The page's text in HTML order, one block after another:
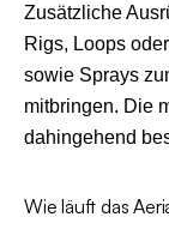
Zusätzliche
Rigs, Loops
sowie Sprays
mitbringen. Die
dahingehend
Wie läuft das